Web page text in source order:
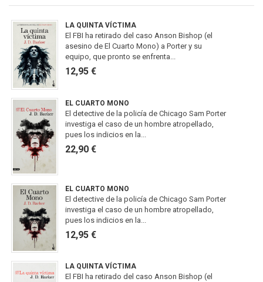
LA QUINTA VÍCTIMA
El FBI ha retirado del caso Anson Bishop (el
asesino de El Cuarto Mono) a Porter y su
equipo, que pronto se enfrenta...
12,95 €
EL CUARTO MONO
El detective de la policía de Chicago Sam Porter
investiga el caso de un hombre atropellado,
pues los indicios en la...
22,90 €
EL CUARTO MONO
El detective de la policía de Chicago Sam Porter
investiga el caso de un hombre atropellado,
pues los indicios en la...
12,95 €
LA QUINTA VÍCTIMA
El FBI ha retirado del caso Anson Bishop (el